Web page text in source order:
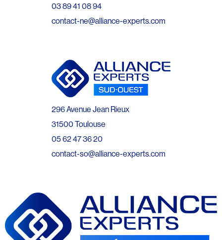
03 89 41 08 94
contact-ne@alliance-experts.com
296 Avenue Jean Rieux
31500 Toulouse
05 62 47 36 20
contact-so@alliance-experts.com